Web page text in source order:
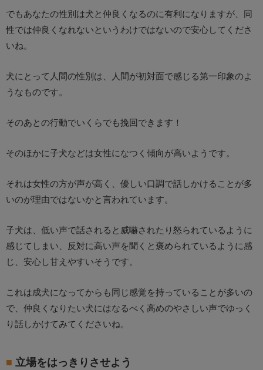
でもあなたの性別は犬と仲良くなるのに有利になりますが、同
性では仲良くなれないというわけではないので安心してくださ
いね。
犬にとって人間の性別は、人間が初対面で感じる第一印象のよ
うなものです。
そのあとの行動でいくらでも挽回できます！
そのほかに子犬などは女性になつく傾向が高いようです。
それは女性の方が声が高く、優しい口調で話しかけることが多
いのが理由ではないかと言われています。
子犬は、低い声で話されると威嚇されたり怒られているように
感じてしまい、反対に高い声を聞くと褒められているように感
じ、安心し甘えやすいそうです。
これは成犬になってからも同じ感覚を持っていることが多いの
で、仲良くなりたい犬にはなるべく高めのやさしい声でゆっく
り話しかけてみてくださいね。
立場をはっきりさせよう